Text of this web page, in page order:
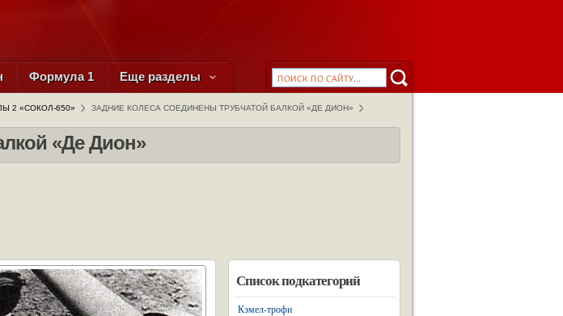
Формула 1 Еще разделы
2 «СОКОЛ-650» ЗАДНИЕ КОЛЕСА СОЕДИНЕНЫ ТРУБЧАТОЙ БАЛКОЙ «ДЕ ДИОН»
«Де Дион»
Список подкатегорий
Кэмел-трофи